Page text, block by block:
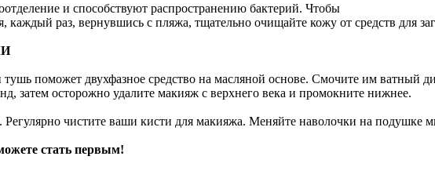
и способствуют распространению бактерий. Чтобы
каждый раз, вернувшись с пляжа, тщательно очищайте кожу от средств для
тушь поможет двухфазное средство на масляной основе. Смочите им ватный
затем осторожно удалите макияж с верхнего века и промокните нижнее.
Регулярно чистите ваши кисти для макияжа. Меняйте наволочки на подушке
стать первым!